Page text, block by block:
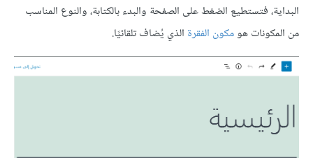
البداية، فتستطيع الضغط على الصفحة والبدء بالكتابة، والنوع المناسب
من المكونات هومكون الفقرة الذي يُضاف تلقائيًا.